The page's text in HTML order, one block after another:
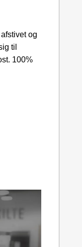
og
til
100%